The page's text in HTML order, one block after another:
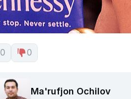
0 0
Ma'rufjon Ochilov